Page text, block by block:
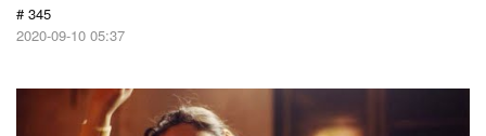
# 345
2020-09-10 05:37